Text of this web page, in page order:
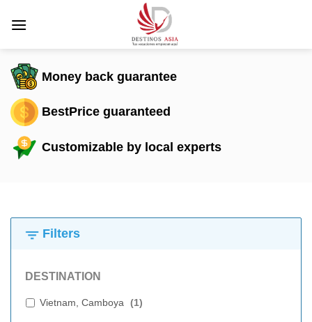
Money back guarantee
BestPrice guaranteed
Customizable by local experts
Filters
DESTINATION
Vietnam, Camboya (1)